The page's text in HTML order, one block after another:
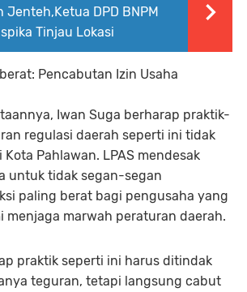
Jenteh,Ketua DPD BNPM
Tinjau Lokasi
Pencabutan Izin Usaha
Iwan Suga berharap praktik-
regulasi daerah seperti ini tidak
Pahlawan. LPAS mendesak
untuk tidak segan-segan
paling berat bagi pengusaha yang
menjaga marwah peraturan daerah.
praktik seperti ini harus ditindak
teguran, tetapi langsung cabut